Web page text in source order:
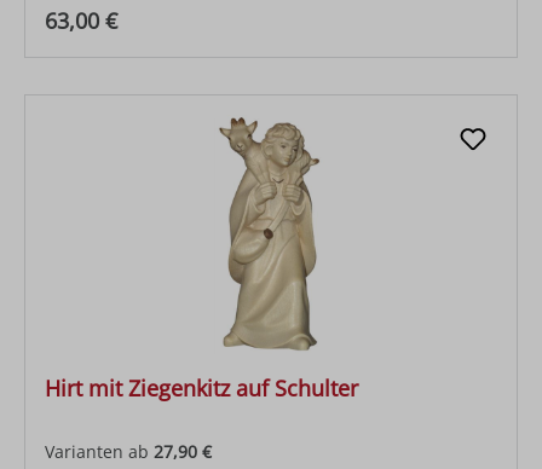
Regulärer Preis:
63,00 €
Hirt mit Ziegenkitz auf Schulter
Varianten ab 27,90 €